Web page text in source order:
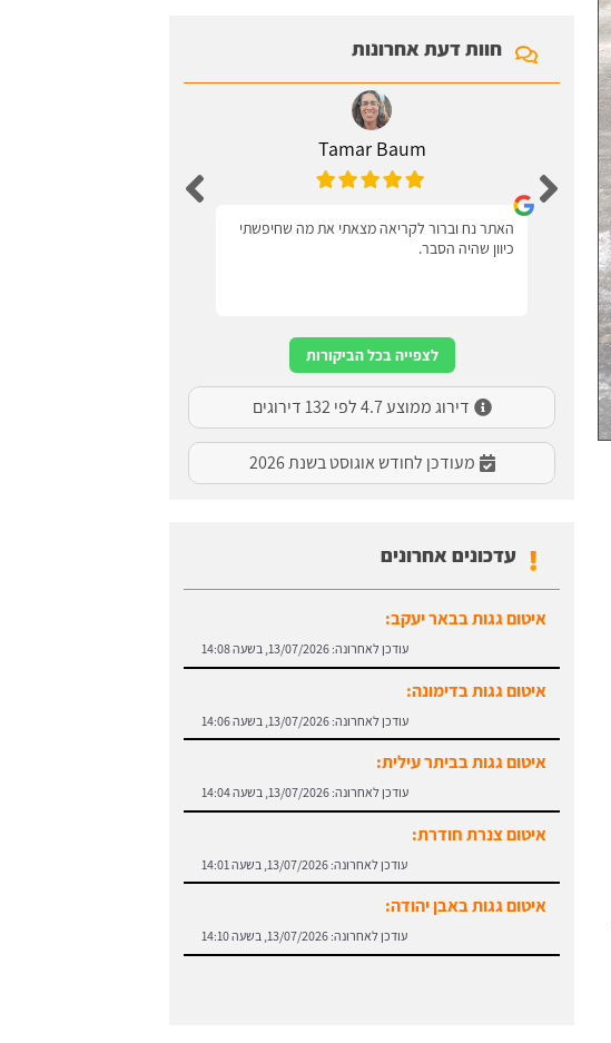
חוות דעת אחרונות
Tamar Baum
האתר נח וברור לקריאה מצאתי את מה שחיפשתי
כיוון שהיה הסבר.
לצפייה בכל הביקורות
דירוג ממוצע 4.7 לפי 132 דירוגים
מעודכן לחודש אוגוסט בשנת 2026
עדכונים אחרונים
איטום גגות בבאר יעקב:
עודכן לאחרונה: 13/07/2026, בשעה 14:08
איטום גגות בדימונה:
עודכן לאחרונה: 13/07/2026, בשעה 14:06
איטום גגות בביתר עילית:
עודכן לאחרונה: 13/07/2026, בשעה 14:04
איטום צנרת חודרת:
עודכן לאחרונה: 13/07/2026, בשעה 14:01
איטום גגות באבן יהודה:
עודכן לאחרונה: 13/07/2026, בשעה 14:10